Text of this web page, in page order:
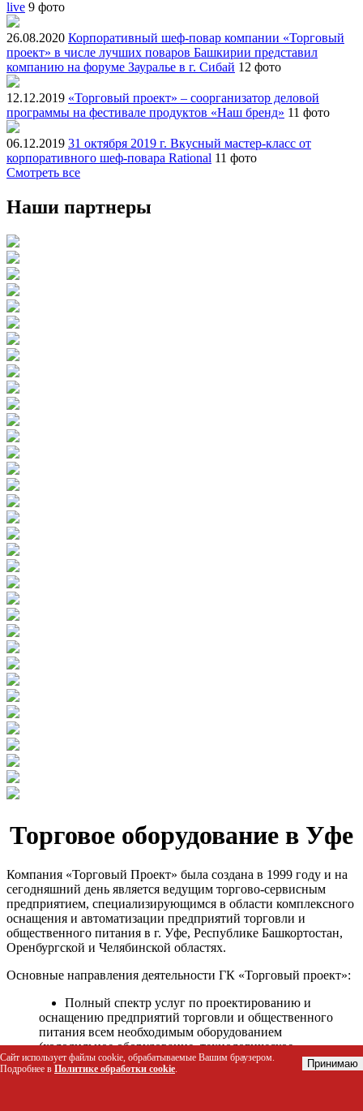
live 9 фото
26.08.2020 Корпоративный шеф-повар компании «Торговый
проект» в числе лучших поваров Башкирии представил
компанию на форуме Зауралье в г. Сибай 12 фото
12.12.2019 «Торговый проект» – соорганизатор деловой
программы на фестивале продуктов «Наш бренд» 11 фото
06.12.2019 31 октября 2019 г. Вкусный мастер-класс от
корпоративного шеф-повара Rational 11 фото
Смотреть все
Наши партнеры
Торговое оборудование в Уфе
Компания «Торговый Проект» была создана в 1999 году и на
сегодняшний день является ведущим торгово-сервисным
предприятием, специализирующимся в области комплексного
оснащения и автоматизации предприятий торговли и
общественного питания в г. Уфе, Республике Башкортостан,
Оренбургской и Челябинской областях.
Основные направления деятельности ГК «Торговый проект»:
Полный спектр услуг по проектированию и
оснащению предприятий торговли и общественного
питания всем необходимым оборудованием
(холодильное оборудование, технологическое
оборудование, стеллажное оборудование и т.д.);
Автоматизация торговых процессов и внедрения
Сайт использует файлы cookie, обрабатываемые Вашим браузером.
Подробнее в Политике обработки cookie. Принимаю